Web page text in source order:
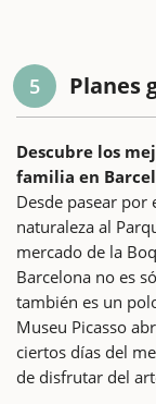
5 Planes
Descubre los
familia en
Desde pasear por
naturaleza al
mercado de la
Barcelona no es
también es un
Museu Picasso
ciertos días del
de disfrutar del